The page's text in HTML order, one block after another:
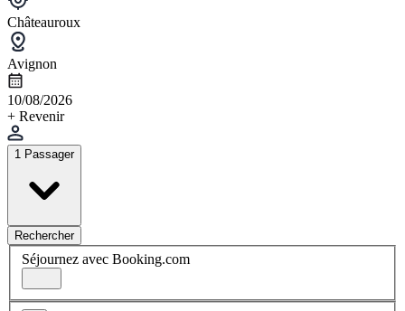
Châteauroux
Avignon
10/08/2026
+ Revenir
1 Passager
Rechercher
Séjournez avec Booking.com